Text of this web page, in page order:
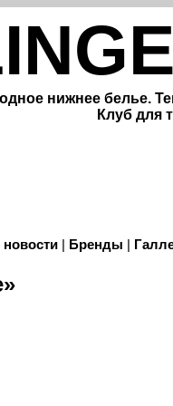
нижнее белье.
Клуб для
| Бренды